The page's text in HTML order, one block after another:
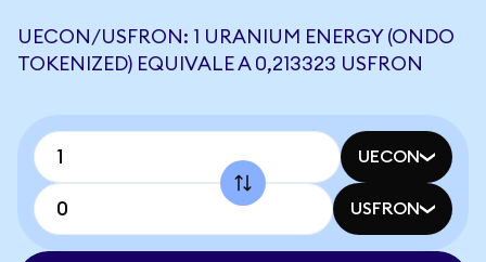
UECON/USFRON: 1 URANIUM ENERGY (ONDO
TOKENIZED) EQUIVALE A 0,213323 USFRON
UECON
USFRON